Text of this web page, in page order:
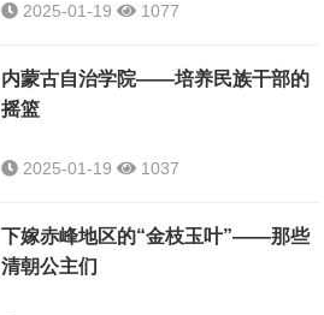
2025-01-19 1077
内蒙古自治学院——培养民族干部的
摇篮
2025-01-19 1037
下嫁赤峰地区的“金枝玉叶”——那些
清朝公主们